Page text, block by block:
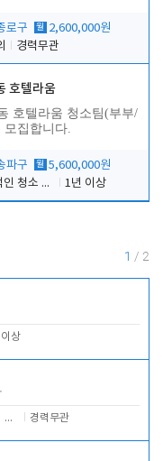
로구 월 2,600,000원
경력무관
호텔라움
호텔라움 청소팀(부부/
모집합니다.
파구 월 5,600,000원
전반적인 청소 업무(객실청소.객실정리)
1년 이상
1 / 2
상
전반적인 카운터 업무 경력무관